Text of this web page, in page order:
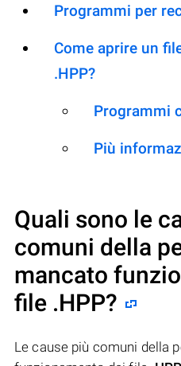
Programmi per
Come aprire un
.HPP?
Programmi
Più
Quali sono le
comuni della
mancato
file .HPP?
Le cause più comuni della